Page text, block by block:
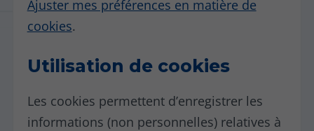
Ajuster mes préférences en matière de
cookies.
Utilisation de cookies
Les cookies permettent d’enregistrer les
informations (non personnelles) relatives à